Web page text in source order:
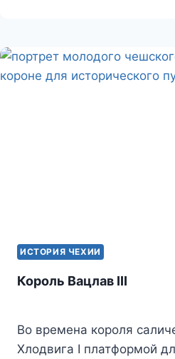
ИСТОРИЯ ЧЕХИИ
Король Вацлав III
Во времена короля
Хлодвига I платформой